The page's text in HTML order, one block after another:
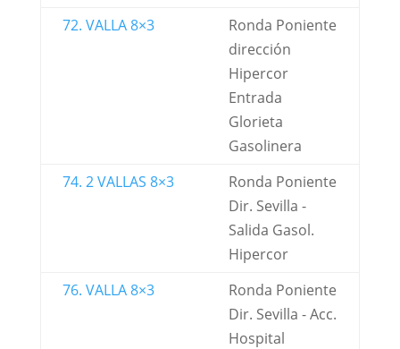
72. VALLA 8×3
Ronda Poniente
dirección
Hipercor
Entrada
Glorieta
Gasolinera
74. 2 VALLAS 8×3
Ronda Poniente
Dir. Sevilla -
Salida Gasol.
Hipercor
76. VALLA 8×3
Ronda Poniente
Dir. Sevilla - Acc.
Hospital